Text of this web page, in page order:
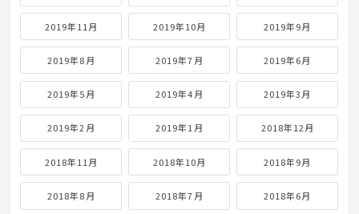
2019年11月 2019年10月 2019年9月
2019年8月 2019年7月 2019年6月
2019年5月 2019年4月 2019年3月
2019年2月 2019年1月 2018年12月
2018年11月 2018年10月 2018年9月
2018年8月 2018年7月 2018年6月